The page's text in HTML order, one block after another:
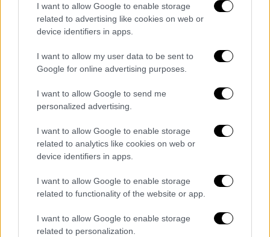
I want to allow Google to enable storage
related to advertising like cookies on web or
device identifiers in apps.
I want to allow my user data to be sent to
Google for online advertising purposes.
I want to allow Google to send me
personalized advertising.
I want to allow Google to enable storage
related to analytics like cookies on web or
device identifiers in apps.
I want to allow Google to enable storage
related to functionality of the website or app.
I want to allow Google to enable storage
related to personalization.
Αθλητισμός |02.07.2021 22:22
Euro: Η Ισπανία λύγισε στα πέναλτι την
εξαιρετική Ελβετία με ήρωα τον Σιμόν
Ο γκολκίπερ της Ισπανίας, από μοιραίος στο
ματς με την Κροατία εξελίχθηκε σε ήρωα
στα πέναλτι με την Ελβετία